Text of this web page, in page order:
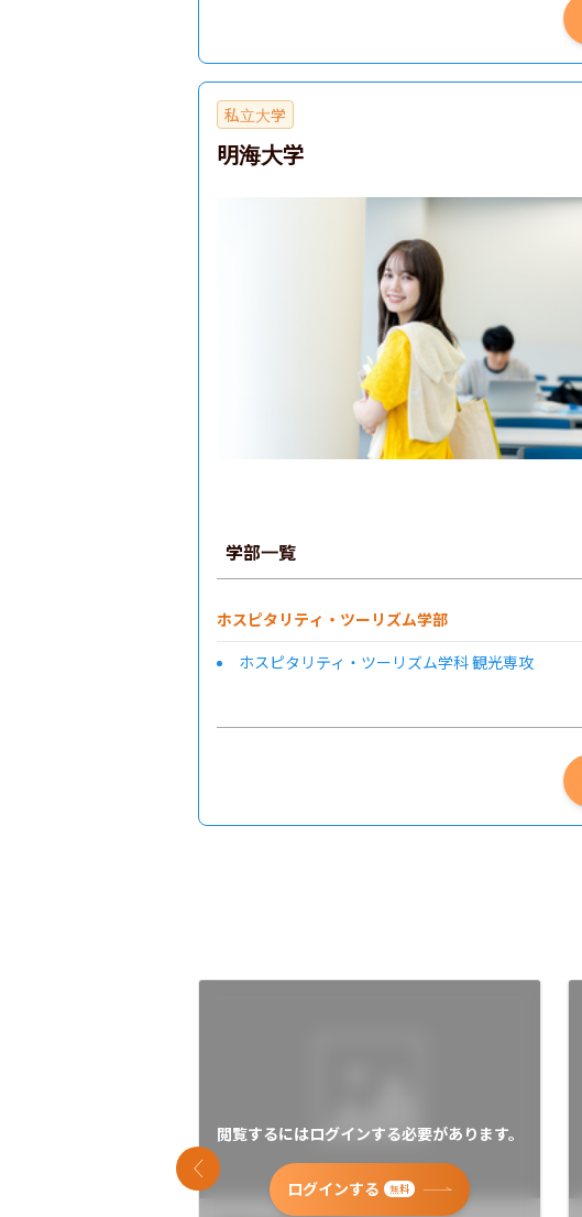
私立大学
明海大学
学部一覧
ホスピタリティ・ツーリズム学部
ホスピタリティ・ツーリズム学科 観光専攻
閲覧するにはログインする必要があります。
ログインする 無料
前のスライド